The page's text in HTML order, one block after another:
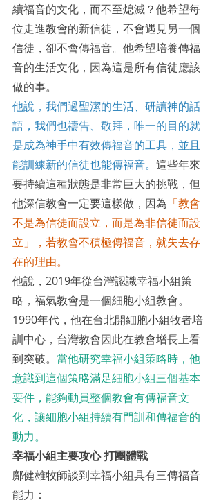
續福音的文化，而不至熄滅？他希望每
位走進教會的新信徒，不會遇見另一個
信徒，卻不會傳福音。他希望培養傳福
音的生活文化，因為這是所有信徒應該
做的事。
他說，我們過聖潔的生活、研讀神的話
語，我們也禱告、敬拜，唯一的目的就
是成為神手中有效傳福音的工具，並且
能訓練新的信徒也能傳福音。 這些年來
要持續這種狀態是非常巨大的挑戰，但
他深信教會一定要這樣做，因為 「教會
不是為信徒而設立，而是為非信徒而設
立」，若教會不積極傳福音，就失去存
在的理由。
他說，2019年從台灣認識幸福小組策
略，福氣教會是一個細胞小組教會。
1990年代，他在台北開細胞小組牧者培
訓中心，台灣教會因此在教會增長上看
到突破。 當他研究幸福小組策略時，他
意識到這個策略滿足細胞小組三個基本
要件，能夠動員整個教會有傳福音文
化，讓細胞小組持續有門訓和傳福音的
動力。
幸福小組主要攻心 打團體戰
鄺健雄牧師談到幸福小組具有三傳福音
能力：